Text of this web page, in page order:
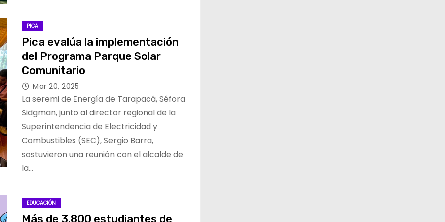
PICA
Pica evalúa la implementación
del Programa Parque Solar
Comunitario
Mar 20, 2025
La seremi de Energía de Tarapacá, Séfora
Sidgman, junto al director regional de la
Superintendencia de Electricidad y
Combustibles (SEC), Sergio Barra,
sostuvieron una reunión con el alcalde de
la…
EDUCACIÓN
Más de 3.800 estudiantes de